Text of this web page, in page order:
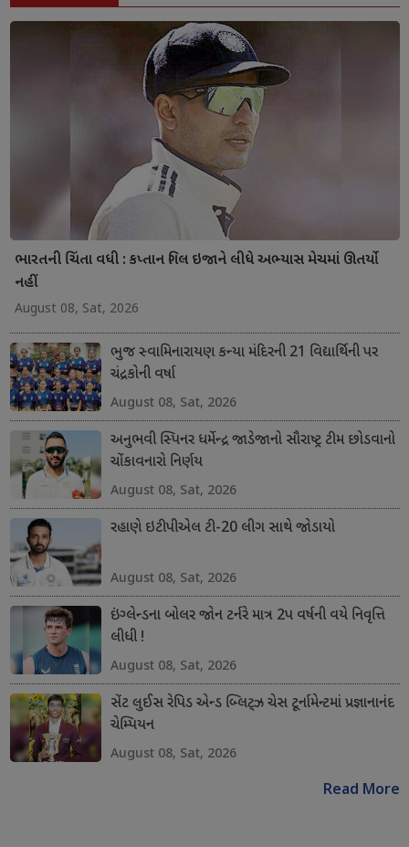
ભારતની ચિંતા વધી : કપ્તાન ગિલ ઇજાને લીધે અભ્યાસ મેચમાં ઊતર્યો
નહીં
August 08, Sat, 2026
ભુજ સ્વામિનારાયણ કન્યા મંદિરની 21 વિદ્યાર્થિની પર
ચંદ્રકોની વર્ષા
August 08, Sat, 2026
અનુભવી સ્પિનર ધર્મેન્દ્ર જાડેજાનો સૌરાષ્ટ્ર ટીમ છોડવાનો
ચોંકાવનારો નિર્ણય
August 08, Sat, 2026
રહાણે ઇટીપીએલ ટી-20 લીગ સાથે જોડાયો
August 08, Sat, 2026
ઇંગ્લેન્ડના બોલર જોન ટર્નરે માત્ર 2પ વર્ષની વયે નિવૃત્તિ
લીધી !
August 08, Sat, 2026
સેંટ લુઈસ રેપિડ એન્ડ બ્લિટ્ઝ ચેસ ટૂર્નામેન્ટમાં પ્રજ્ઞાનાનંદ
ચેમ્પિયન
August 08, Sat, 2026
Read More